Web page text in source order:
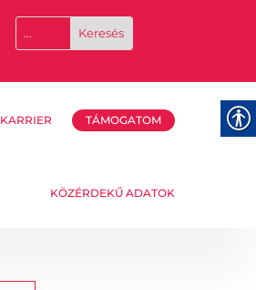
KARRIER TÁMOGATOM
KÖZÉRDEKŰ ADATOK